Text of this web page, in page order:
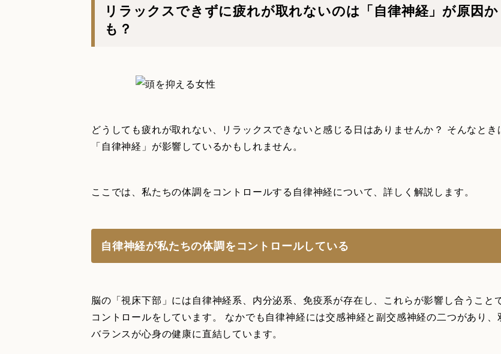
リラックスできずに疲れが取れないのは「自律神経」が原因か
も？
どうしても疲れが取れない、リラックスできないと感じる日はありませんか？ そんなとき
「自律神経」が影響しているかもしれません。
ここでは、私たちの体調をコントロールする自律神経について、詳しく解説します。
自律神経が私たちの体調をコントロールしている
脳の「視床下部」には自律神経系、内分泌系、免疫系が存在し、これらが影響し合うこと
コントロールをしています。 なかでも自律神経には交感神経と副交感神経の二つがあり、
バランスが心身の健康に直結しています。